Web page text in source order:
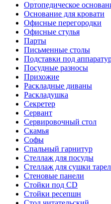
Ортопедическое
Основание для кровати
Офисные перегородки
Офисные стулья
Парты
Письменные столы
Подставки под
Посудные разносы
Прихожие
Раскладные диваны
Раскладушка
Секретер
Сервант
Сервировочный стол
Скамья
Софы
Спальный гарнитур
Стеллаж для посуды
Стеллаж для сушки
Стеновые панели
Стойки под CD
Стойки ресепшн